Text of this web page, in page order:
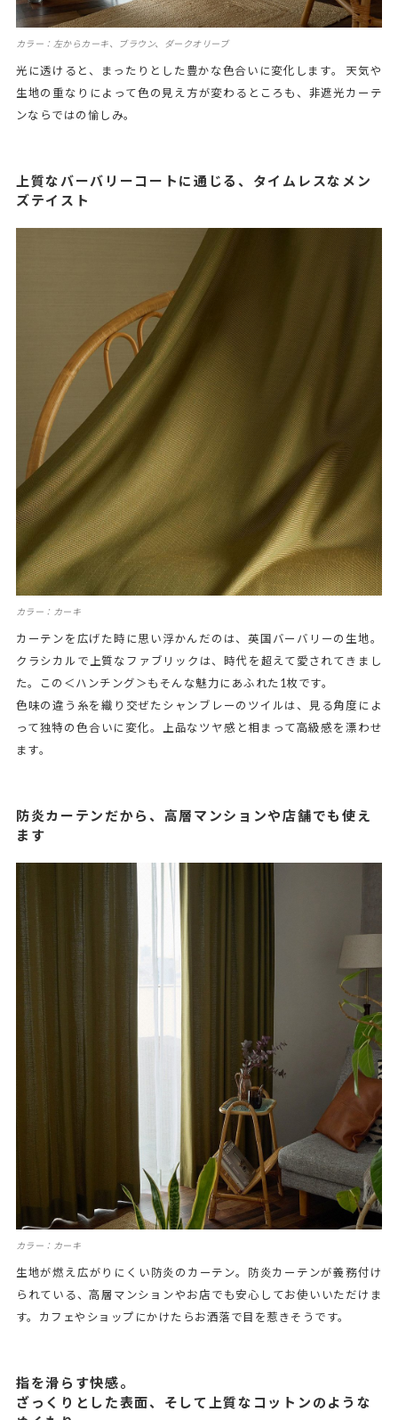
カラー：左からカーキ、ブラウン、ダークオリーブ
光に透けると、まったりとした豊かな色合いに変化します。 天気や
生地の重なりによって色の見え方が変わるところも、非遮光カーテ
ンならではの愉しみ。
上質なバーバリーコートに通じる、タイムレスなメン
ズテイスト
カラー：カーキ
カーテンを広げた時に思い浮かんだのは、英国バーバリーの生地。
クラシカルで上質なファブリックは、時代を超えて愛されてきまし
た。この＜ハンチング＞もそんな魅力にあふれた1枚です。
色味の違う糸を織り交ぜたシャンブレーのツイルは、見る角度によ
って独特の色合いに変化。上品なツヤ感と相まって高級感を漂わせ
ます。
防炎カーテンだから、高層マンションや店舗でも使え
ます
カラー：カーキ
生地が燃え広がりにくい防炎のカーテン。防炎カーテンが義務付け
られている、高層マンションやお店でも安心してお使いいただけま
す。カフェやショップにかけたらお洒落で目を惹きそうです。
指を滑らす快感。
ざっくりとした表面、そして上質なコットンのような